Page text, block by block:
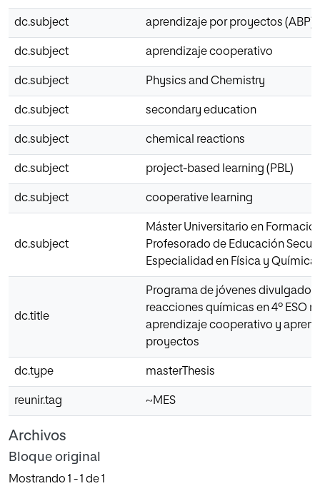
dc.subject aprendizaje por proyectos (ABP)
dc.subject aprendizaje cooperativo
dc.subject Physics and Chemistry
dc.subject secondary education
dc.subject chemical reactions
dc.subject project-based learning (PBL)
dc.subject cooperative learning
dc.subject
Máster Universitario en
Profesorado de Educación
Especialidad en Física y Química
dc.title
Programa de jóvenes
reacciones químicas en 4º ESO
aprendizaje cooperativo y
proyectos
dc.type masterThesis
reunir.tag ~MES
Archivos
Bloque original
Mostrando 1 - 1 de 1